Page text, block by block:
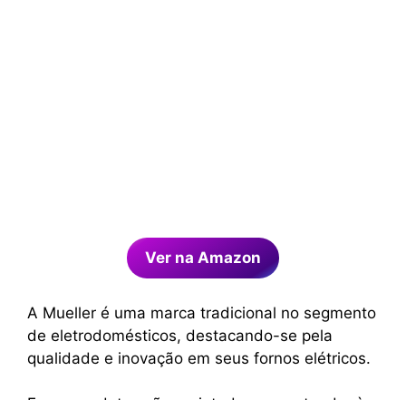
Ver na Amazon
A Mueller é uma marca tradicional no segmento
de eletrodomésticos, destacando-se pela
qualidade e inovação em seus fornos elétricos.